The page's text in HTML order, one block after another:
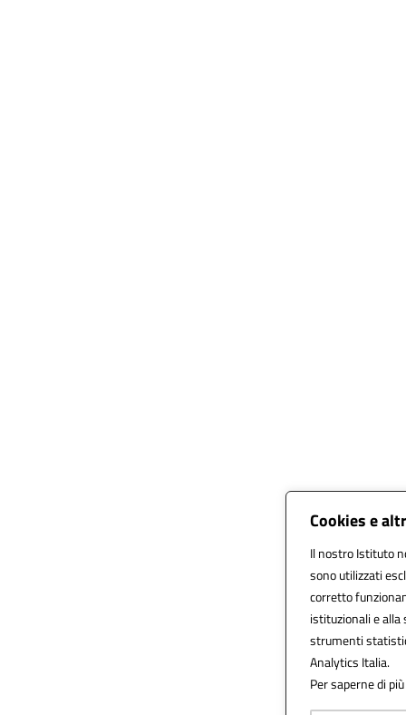
Cookies e
Il nostro Istituto
sono utilizzati
corretto
istituzionali e
strumenti
Analytics Italia.
Per saperne di